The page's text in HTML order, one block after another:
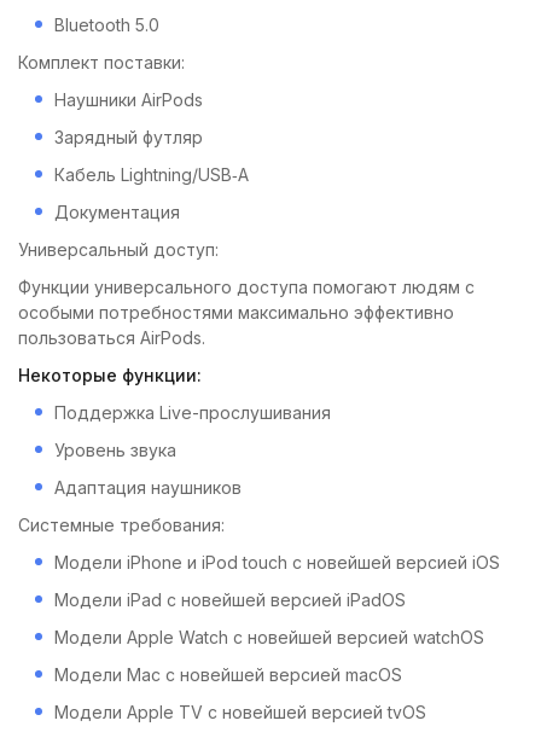
Bluetooth 5.0
Комплект поставки:
Наушники AirPods
Зарядный футляр
Кабель Lightning/USB‑A
Документация
Универсаль­ный доступ:
Функции универсального доступа помогают людям с
особыми потребностями максимально эффективно
пользоваться AirPods.
Некоторые функции:
Поддержка Live- прослушивания
Уровень звука
Адаптация наушников
Системные требования:
Модели iPhone и iPod touch с новейшей версией iOS
Модели iPad с новейшей версией iPadOS
Модели Apple Watch с новейшей версией watchOS
Модели Mac с новейшей версией macOS
Модели Apple TV с новейшей версией tvOS